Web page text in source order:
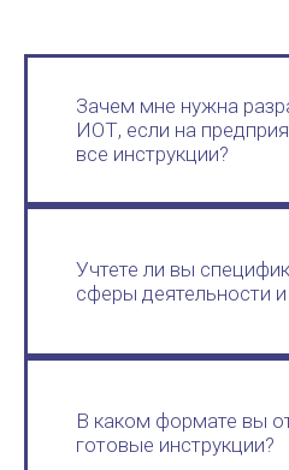
Зачем мне нужна
ИОТ, если на
все инструкции?
Учтете ли вы
сферы деятельности
В каком формате вы
готовые инструкции?